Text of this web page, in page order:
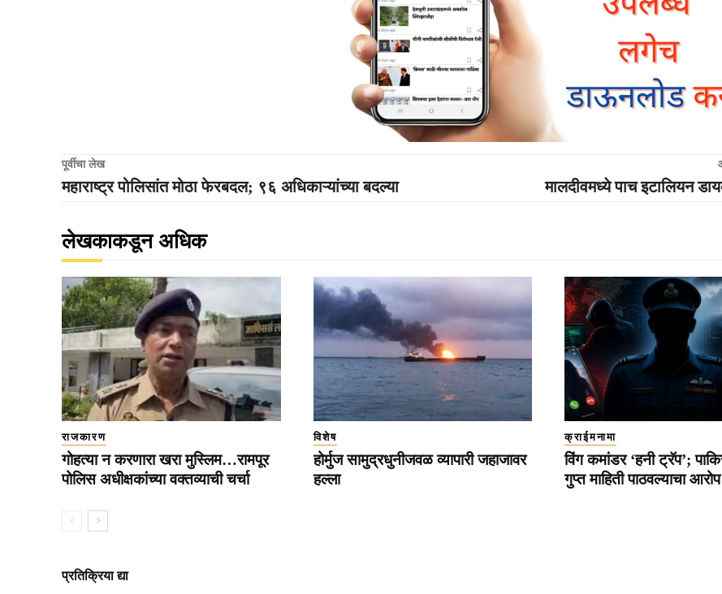
पूर्वीचा लेख
महाराष्ट्र पोलिसांत मोठा फेरबदल; ९६ अधिकाऱ्यांच्या बदल्या मालदीवमध्ये पाच इटालियन
लेखकाकडून अधिक
राजकारण
गोहत्या न करणारा खरा मुस्लिम…रामपूर
पोलिस अधीक्षकांच्या वक्तव्याची चर्चा
विशेष
होर्मुज सामुद्रधुनीजवळ व्यापारी जहाजावर
हल्ला
क्राईमनामा
विंग कमांडर ‘हनी ट्रॅप’;
गुप्त माहिती पाठवल्याचा आरोप
प्रतिक्रिया द्या